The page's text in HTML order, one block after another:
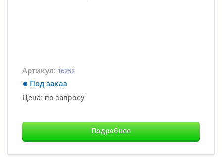
Артикул: 16252
Под заказ
Цена: по запросу
Подробнее